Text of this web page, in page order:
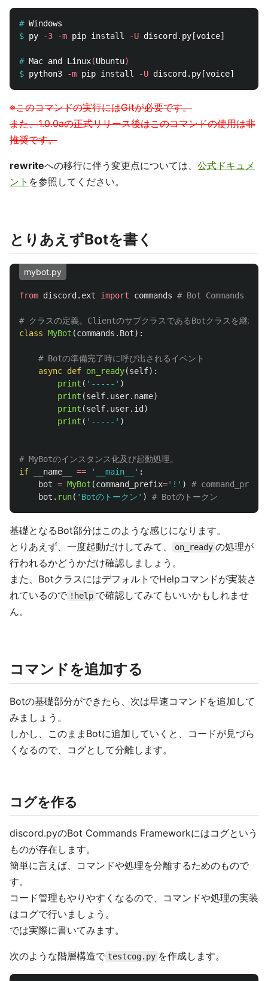
#
$ py -3 -m pip install -U
# Mac and Linux(Ubuntu)
$ python3 -m pip install -U
※このコマンドの実行にはGitが必要です。
また、1.0.0aの正式リリース後はこのコマンドの使用は非
推奨です。
rewriteへの移行に伴う変更点については、 公式ドキュメ
ント を参照してください。
とりあえずBotを書く
mybot.py
from discord.ext import commands
class MyBot (commands . Bot):
async def on_ready(self):
print ( ' ----- ' )
print (self. user. name)
print (self. user. id )
print ( ' ----- ' )
if
__name__ == ' __main__ ' :
bot = MyBot (command_prefix=' ! ' )
bot . run( ' Botのトークン ' )
基礎となるBot部分はこのような感じになります。
とりあえず、一度起動だけしてみて、
on_ready の処理が
行われるかどうかだけ確認しましょう。
また、BotクラスにはデフォルトでHelpコマンドが実装さ
れているので !help で確認してみてもいいかもしれませ
ん。
コマンドを追加する
Botの基礎部分ができたら、次は早速コマンドを追加して
みましょう。
しかし、このままBotに追加していくと、コードが見づら
くなるので、コグとして分離します。
コグを作る
discord.pyのBot Commands Frameworkにはコグという
ものが存在します。
簡単に言えば、コマンドや処理を分離するためのもので
す。
コード管理もやりやすくなるので、コマンドや処理の実装
はコグで行いましょう。
では実際に書いてみます。
次のような階層構造で testcog.py を作成します。